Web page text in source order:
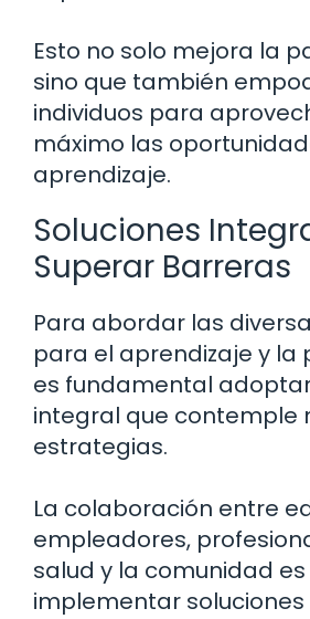
Esto no solo mejora la
sino que también
individuos para
máximo las
aprendizaje.
Soluciones
Superar Barreras
Para abordar las
para el aprendizaje y la
es fundamental
integral que contemple
estrategias.
La colaboración entre
empleadores,
salud y la comunidad
implementar soluciones